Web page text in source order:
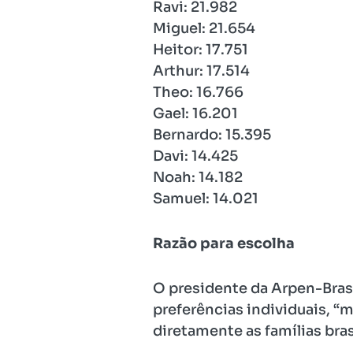
Ravi: 21.982
Miguel: 21.654
Heitor: 17.751
Arthur: 17.514
Theo: 16.766
Gael: 16.201
Bernardo: 15.395
Davi: 14.425
Noah: 14.182
Samuel: 14.021
Razão para escolha
O presidente da Arpen-
preferências individuais,
diretamente as famílias